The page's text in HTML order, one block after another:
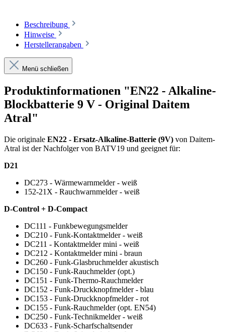
Beschreibung
Hinweise
Herstellerangaben
Menü schließen
Produktinformationen "EN22 - Alkaline-
Blockbatterie 9 V - Original Daitem
Atral"
Die originale EN22 - Ersatz-Alkaline-Batterie (9V) von Daitem-
Atral ist der Nachfolger von BATV19 und geeignet für:
D21
DC273 - Wärmewarnmelder - weiß
152-21X - Rauchwarnmelder - weiß
D-Control + D-Compact
DC111 - Funkbewegungsmelder
DC210 - Funk-Kontaktmelder - weiß
DC211 - Kontaktmelder mini - weiß
DC212 - Kontaktmelder mini - braun
DC260 - Funk-Glasbruchmelder akustisch
DC150 - Funk-Rauchmelder (opt.)
DC151 - Funk-Thermo-Rauchmelder
DC152 - Funk-Druckknopfmelder - blau
DC153 - Funk-Druckknopfmelder - rot
DC155 - Funk-Rauchmelder (opt. EN54)
DC250 - Funk-Technikmelder - weiß
DC633 - Funk-Scharfschaltsender